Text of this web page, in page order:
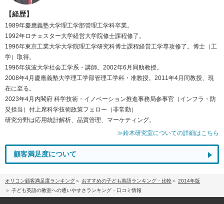
【経歴】
1989年慶應義塾大学理工学部管理工学科卒業。
1992年ロチェスター大学経営大学院修士課程修了。
1996年東京工業大学大学院理工学研究科博士課程経営工学専攻修了。博士（工
学）取得。
1996年筑波大学社会工学系・講師。2002年6月同助教授。
2008年4月慶應義塾大学理工学部管理工学科・准教授。2011年4月同教授、現
在に至る。
2023年4月内閣府 科学技術・イノベーション推進事務局参事官（インフラ・防
災担当）付上席科学技術政策フェロー（非常勤）
研究分野は応用統計解析、品質管理、マーケティング。
≫鈴木研究室についての詳細はこちら
顧客満足度について
オリコン顧客満足度ランキング おすすめの子ども英語ランキング・比較
2014年版
子ども英語の教室への通いやすさランキング・口コミ情報